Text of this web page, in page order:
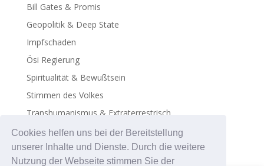
Cookies helfen uns bei der Bereitstellung
unserer Inhalte und Dienste. Durch die weitere
Nutzung der Webseite stimmen Sie der
Bill Gates & Promis
Geopolitik & Deep State
Impfschaden
Ösi Regierung
Spiritualität & Bewußtsein
Stimmen des Volkes
Transhumanismus & Extraterrestrisch
Virus - Exosomen